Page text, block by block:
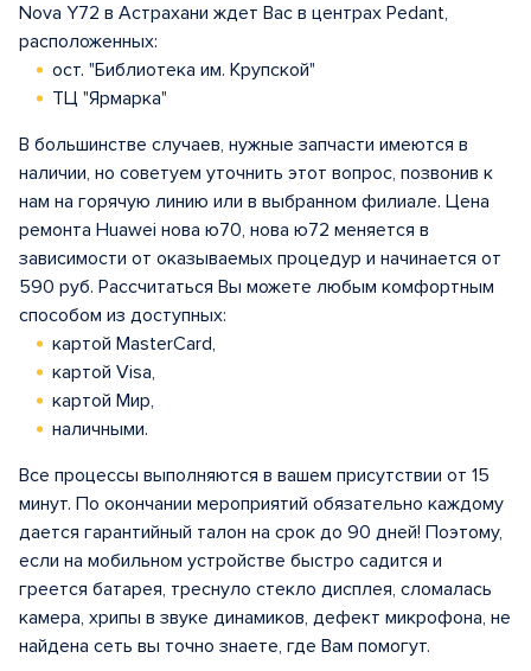
Nova Y72 в Астрахани ждет Вас в центрах Pedant,
расположенных:
ост. "Библиотека им. Крупской"
ТЦ "Ярмарка"
В большинстве случаев, нужные запчасти имеются в
наличии, но советуем уточнить этот вопрос, позвонив к
нам на горячую линию или в выбранном филиале. Цена
ремонта Huawei нова ю70, нова ю72 меняется в
зависимости от оказываемых процедур и начинается от
590 руб. Рассчитаться Вы можете любым комфортным
способом из доступных:
картой MasterCard,
картой Visa,
картой Мир,
наличными.
Все процессы выполняются в вашем присутствии от 15
минут. По окончании мероприятий обязательно каждому
дается гарантийный талон на срок до 90 дней! Поэтому,
если на мобильном устройстве быстро садится и
греется батарея, треснуло стекло дисплея, сломалась
камера, хрипы в звуке динамиков, дефект микрофона, не
найдена сеть вы точно знаете, где Вам помогут.